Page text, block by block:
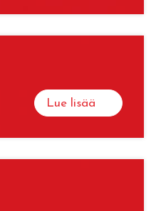
Lue lisää